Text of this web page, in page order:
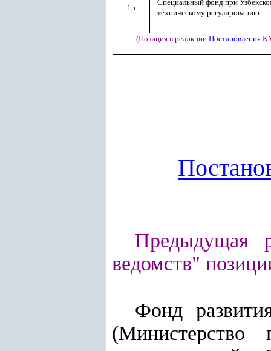
15
Специальный фонд при
техническому регулированию
(Позиция в редакции Постановления
Предыдущая
ведомств"
Фонд